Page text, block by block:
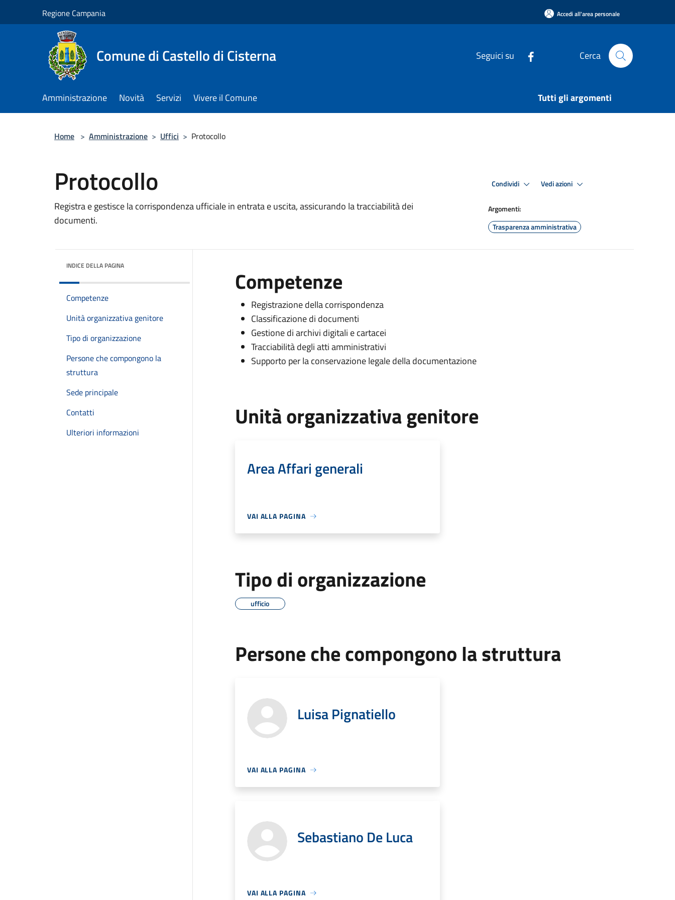
Regione Campania Accedi all'area personale
Comune di Castello di Cisterna Seguici su Cerca
Amministrazione Novità Servizi Vivere il Comune Tutti gli argomenti
Home > Amministrazione > Uffici > Protocollo
Protocollo
Registra e gestisce la corrispondenza ufficiale in entrata e uscita, assicurando la tracciabilità dei
documenti.
Condividi Vedi azioni
Argomenti:
Trasparenza amministrativa
INDICE DELLA PAGINA
Competenze
Unità organizzativa genitore
Tipo di organizzazione
Persone che compongono la
struttura
Sede principale
Contatti
Ulteriori informazioni
Competenze
Registrazione della corrispondenza
Classificazione di documenti
Gestione di archivi digitali e cartacei
Tracciabilità degli atti amministrativi
Supporto per la conservazione legale della documentazione
Unità organizzativa genitore
Area Affari generali
VAI ALLA PAGINA
Tipo di organizzazione
ufficio
Persone che compongono la struttura
Luisa Pignatiello
VAI ALLA PAGINA
Sebastiano De Luca
VAI ALLA PAGINA